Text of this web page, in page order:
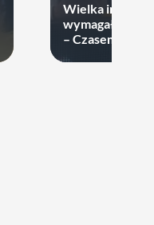
Wielka impreza
wymagała
– Czasem